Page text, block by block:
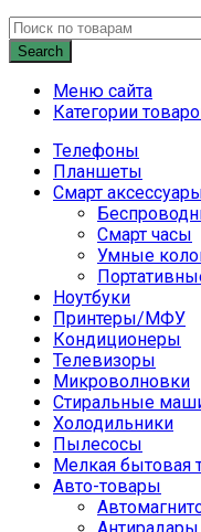
Search
Меню сайта
Категории
Телефоны
Планшеты
Смарт
Смарт часы
Умные
Ноутбуки
Принтеры/МФУ
Кондиционеры
Телевизоры
Микроволновки
Стиральные
Холодильники
Пылесосы
Мелкая бытовая
Авто-товары